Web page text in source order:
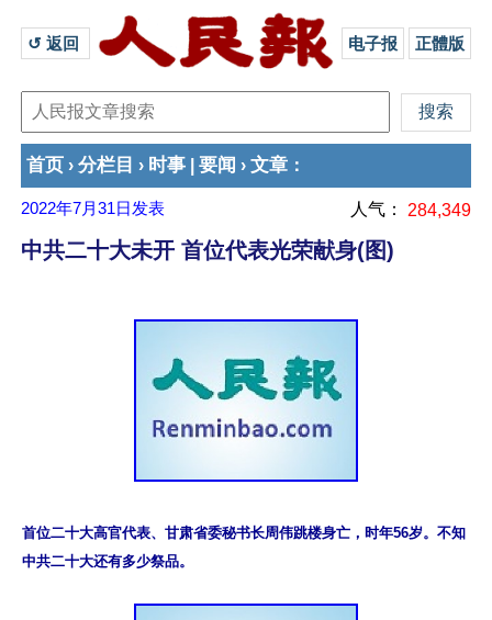
↺ 返回 电子报 正體版
首页 › 分栏目 › 时事 要闻 › 文章 ：
2022年7月31日 发表 人气： 284,349
中共二十大未开 首位代表光荣献身(图)
首位二十大高官代表、甘肃省委秘书长周伟跳楼身亡，时年56岁。不知
中共二十大还有多少祭品。